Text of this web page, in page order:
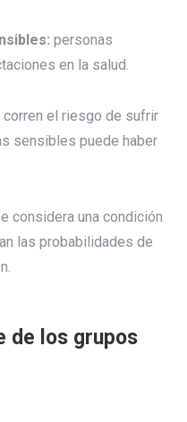
personas
en la salud.
el riesgo de sufrir
sensibles puede haber
considera una condición
las probabilidades de
de los grupos